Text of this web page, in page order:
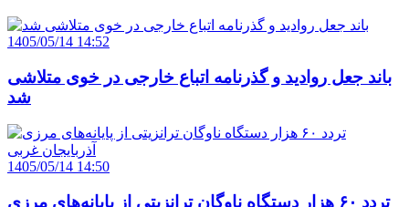
1405/05/14 14:52
باند جعل روادید و گذرنامه اتباع خارجی در خوی متلاشی
شد
1405/05/14 14:50
تردد ۶۰ هزار دستگاه ناوگان ترانزیتی از پایانه‌های مرزی